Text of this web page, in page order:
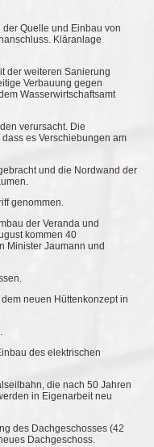
Quelle und Einbau von
Kläranlage
der weiteren Sanierung
Verbauung gegen
Wasserwirtschaftsamt
verursacht. Die
es Verschiebungen am
und die Nordwand der
genommen.
der Veranda und
kommen 40
Minister Jaumann und
neuen Hüttenkonzept in
des elektrischen
die nach 50 Jahren
in Eigenarbeit neu
des Dachgeschosses (42
Dachgeschoss.